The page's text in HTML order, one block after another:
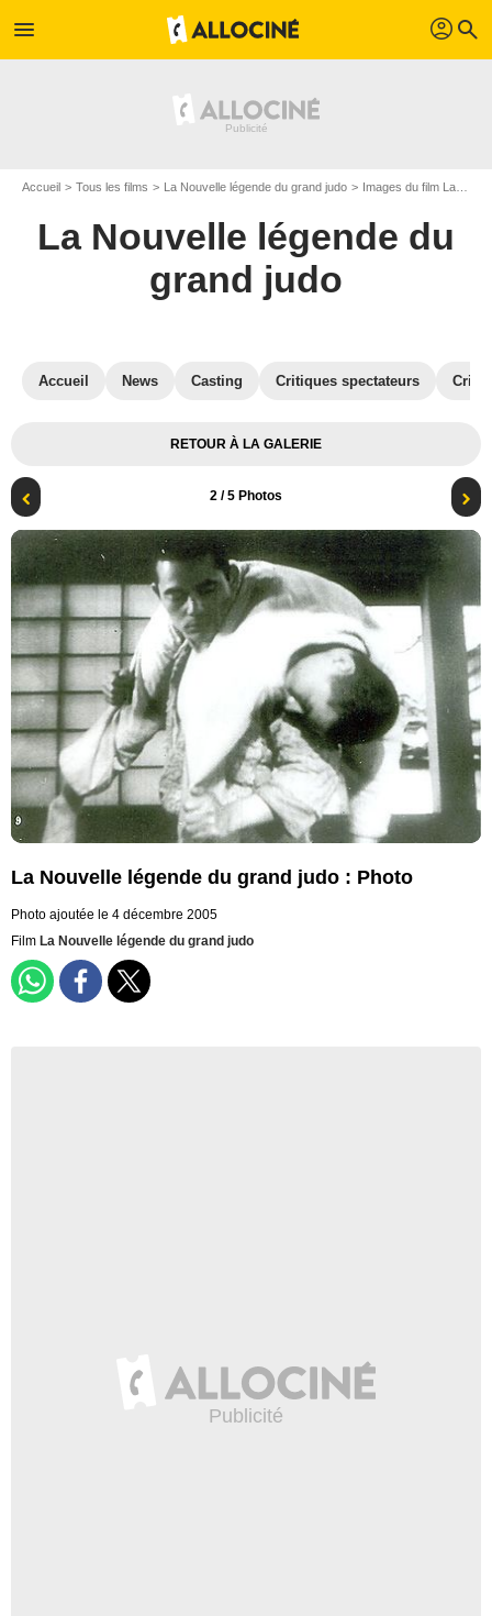
menu profil search
Accueil Tous les films La Nouvelle légende du grand judo Images du film La Nouvelle légende du grand judo
La Nouvelle légende du
grand judo
Accueil News Casting Critiques spectateurs
RETOUR À LA GALERIE
2 / 5 Photos
La Nouvelle légende du grand judo : Photo
Photo ajoutée le 4 décembre 2005
Film La Nouvelle légende du grand judo